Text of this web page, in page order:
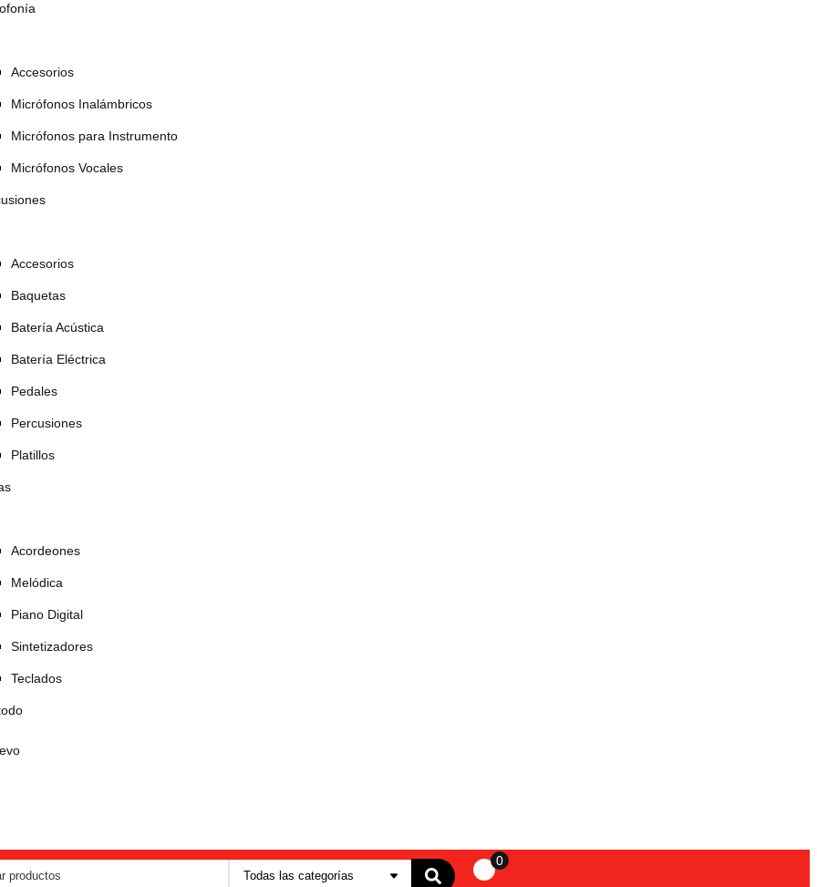
Accesorios
Micrófonos Inalámbricos
Micrófonos para Instrumento
Micrófonos Vocales
Accesorios
Baquetas
Batería Acústica
Batería Eléctrica
Pedales
Percusiones
Platillos
Acordeones
Melódica
Piano Digital
Sintetizadores
Teclados
0